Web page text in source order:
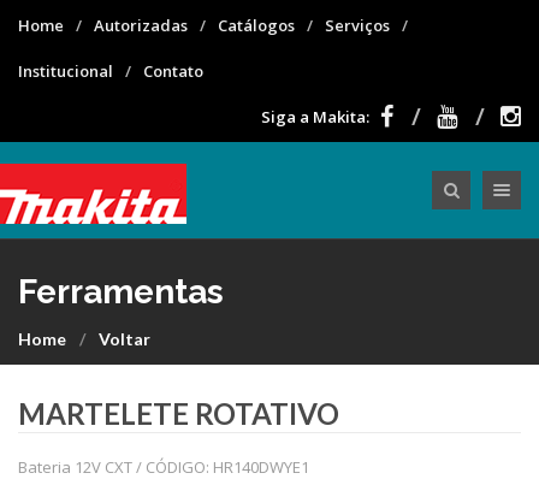
Home Autorizadas Catálogos Serviços
Institucional Contato
Siga a Makita:
Ferramentas
Home Voltar
MARTELETE ROTATIVO
Bateria 12V CXT / CÓDIGO: HR140DWYE1